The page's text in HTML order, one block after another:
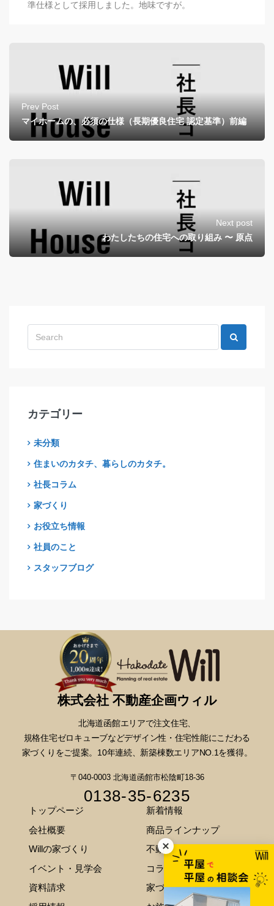
カテゴリー
未分類
住まいのカタチ、暮らしのカタチ。
社長コラム
家づくり
お役立ち情報
社員のこと
スタッフブログ
準仕様として採用しました。地味ですが。
Prev Post
マイホームの、必須の仕様（長期優良住宅 認定基準）前編
Next post
わたしたちの住宅への取り組み 〜 原点
株式会社 不動産企画ウィル
北海道函館エリアで注文住宅、
規格住宅ゼロキューブなどデザイン性・ 住宅性能にこだわる
家づくりをご提案。10年連続、新築棟数エリアNO.1を獲得。
〒040-0003 北海道函館市松陰町18-36
0138-35-6235
トップページ
会社概要
Willの家づくり
イベント・見学会
資料請求
新着情報
商品ラインナップ
不動産情報
コラム
家づくりのご相談